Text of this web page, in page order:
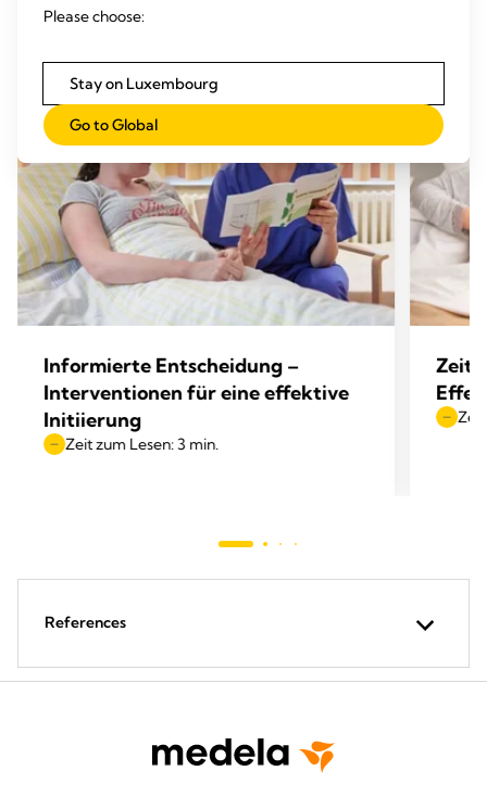
Informierte Entscheidung –
Interventionen für eine effektive
Initiierung
Zeit zum Lesen: 3 min.
Zeit
Zeit
References
Please choose:
Stay on Luxembourg
Go to Global